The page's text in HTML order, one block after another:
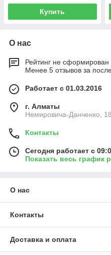
Купить
О нас
Рейтинг не сформирован
Менее 5 отзывов за
Работает с 01.03.2016
г. Алматы
Немировича-Данченко,
Контакты
Сегодня работает с
Показать весь график
О нас
Контакты
Доставка и оплата